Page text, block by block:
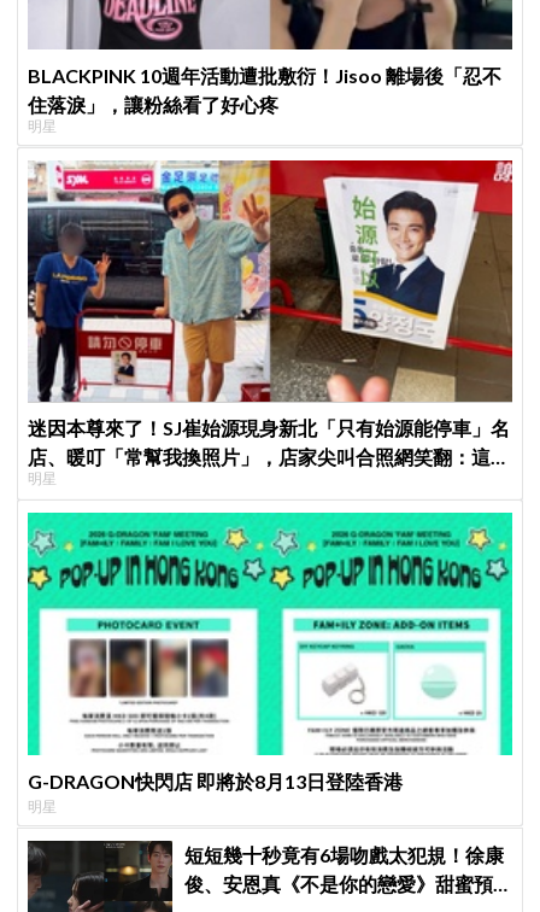
BLACKPINK 10週年活動遭批敷衍！Jisoo 離場後「忍不
住落淚」，讓粉絲看了好心疼
明星
迷因本尊來了！SJ崔始源現身新北「只有始源能停車」名
店、暖叮「常幫我換照片」，店家尖叫合照網笑翻：這輩
子不能脫粉了
明星
G-DRAGON快閃店 即將於8月13日登陸香港
明星
短短幾十秒竟有6場吻戲太犯規！徐康
俊、安恩真《不是你的戀愛》甜蜜預